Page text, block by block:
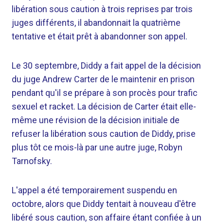
libération sous caution à trois reprises par trois
juges différents, il abandonnait la quatrième
tentative et était prêt à abandonner son appel.
Le 30 septembre, Diddy a fait appel de la décision
du juge Andrew Carter de le maintenir en prison
pendant qu'il se prépare à son procès pour trafic
sexuel et racket. La décision de Carter était elle-
même une révision de la décision initiale de
refuser la libération sous caution de Diddy, prise
plus tôt ce mois-là par une autre juge, Robyn
Tarnofsky.
L'appel a été temporairement suspendu en
octobre, alors que Diddy tentait à nouveau d'être
libéré sous caution, son affaire étant confiée à un